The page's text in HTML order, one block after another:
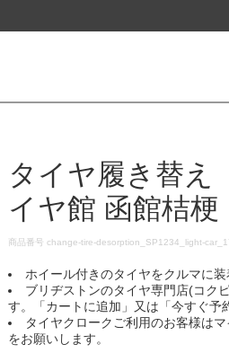
タイヤ履き替え
イヤ館 函館桔梗
DETAILS
商品番号change-tire-desorption_SP1234_light-
ホイール付きのタイヤをクルマに装
ブリヂストンのタイヤ専門店(コク
す。「カートに追加」又は「今すぐ予
タイヤクロークご利用のお客様は
をお願いします。